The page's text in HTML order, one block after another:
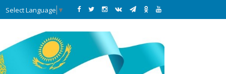
Select Language ▼